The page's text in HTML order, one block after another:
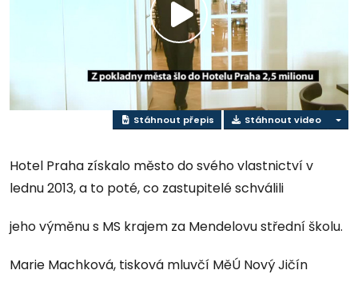
Přehrát
video
Stáhnout přepis Stáhnout video
Hotel Praha získalo město do svého vlastnictví v
lednu 2013, a to poté, co zastupitelé schválili
jeho výměnu s MS krajem za Mendelovu střední školu.
Marie Machková, tisková mluvčí MěÚ Nový Jičín